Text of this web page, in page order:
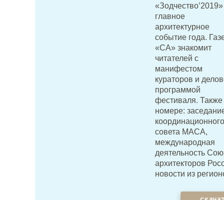
главное
архитектурное
событие года.
«СА» знакомит
читателей с
манифестом
кураторов и
программой
фестиваля. Также
номере:
координационного
совета МАСА,
международная
деятельность
архитекторов
новости из